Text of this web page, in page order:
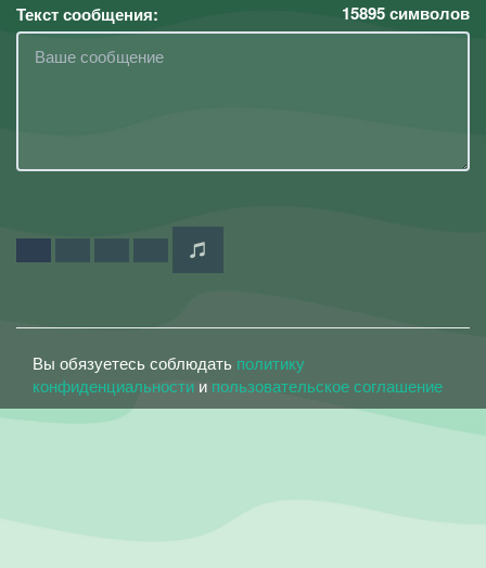
Текст сообщения: 15895символов
Вы обязуетесь соблюдать политику
конфиденциальности и пользовательское соглашение